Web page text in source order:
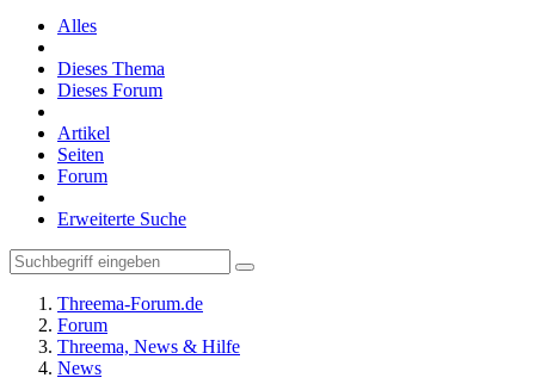
Alles
Dieses Thema
Dieses Forum
Artikel
Seiten
Forum
Erweiterte Suche
Threema-Forum.de
Forum
Threema, News & Hilfe
News